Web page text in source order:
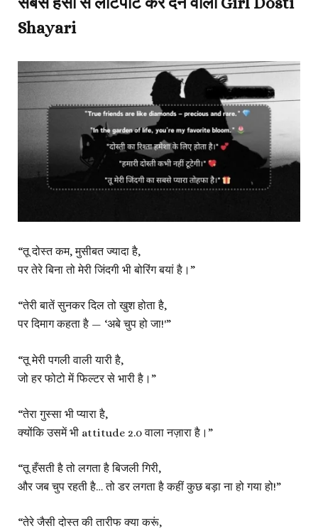
Shayari
“तू दोस्त कम, मुसीबत ज्यादा है,
पर तेरे बिना तो मेरी जिंदगी भी बोरिंग बयां है।”
“तेरी बातें सुनकर दिल तो खुश होता है,
पर दिमाग कहता है — ‘अबे चुप हो जा!'”
“तू मेरी पगली वाली यारी है,
जो हर फोटो में फिल्टर से भारी है।”
“तेरा गुस्सा भी प्यारा है,
क्योंकि उसमें भी attitude 2.0 वाला नज़ारा है।”
“तू हँसती है तो लगता है बिजली गिरी,
और जब चुप रहती है… तो डर लगता है कहीं कुछ बड़ा ना हो गया हो!”
“तेरे जैसी दोस्त की तारीफ क्या करूं,